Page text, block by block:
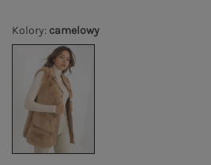
Kolory: camelowy